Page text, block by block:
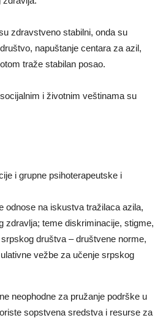
zdravstveno stabilni, onda su
napuštanje centara za azil,
traže stabilan posao.
i životnim veštinama su
i grupne psihoterapeutske i
na iskustva tražilaca azila,
zdravlja; teme diskriminacije, stigme,
društva – društvene norme,
vežbe za učenje srpskog
neophodne za pružanje podrške u
sopstvena sredstva i resurse za